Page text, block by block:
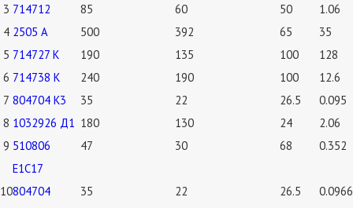
3 714712 85 60 50
1.06
4 2505 А 500 392 65
35
5 714727 К 190 135 100
128
6 714738 К 240 190 100
12.6
7 804704 К3 35 22 26.5
0.095
8 1032926 Д1 180 130 24
2.06
9 510806
Е1С17
47 30 68 0.352
10804704
35 22 26.5 0.0966